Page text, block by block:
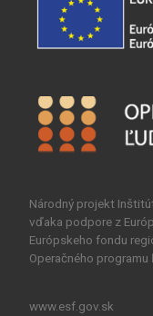
Národný projekt
vďaka podpore z
Európskeho fondu
Operačného programu
www.esf.gov.sk